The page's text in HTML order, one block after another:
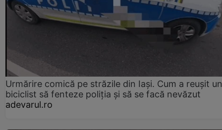
Urmărire comică pe străzile din Iași. Cum a reușit un
biciclist să fenteze poliția și să se facă nevăzut
adevarul.ro